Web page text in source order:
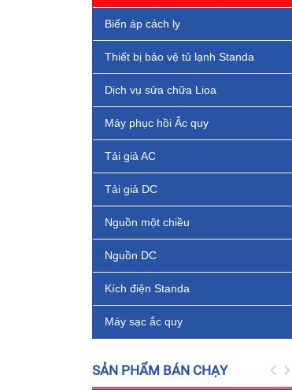
Biến áp cách ly
Thiết bị bảo vệ tủ lạnh Standa
Dịch vụ sửa chữa Lioa
Máy phục hồi Ắc quy
Tải giả AC
Tải giả DC
Nguồn một chiều
Nguồn DC
Kích điện Standa
Máy sạc ắc quy
SẢN PHẨM BÁN CHẠY